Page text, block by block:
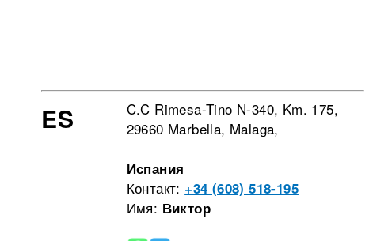
ES
C.C Rimesa-Tino N-340, Km. 175,
29660 Marbella, Malaga,
Испания
Контакт: +34 (608) 518-195
Имя: Виктор